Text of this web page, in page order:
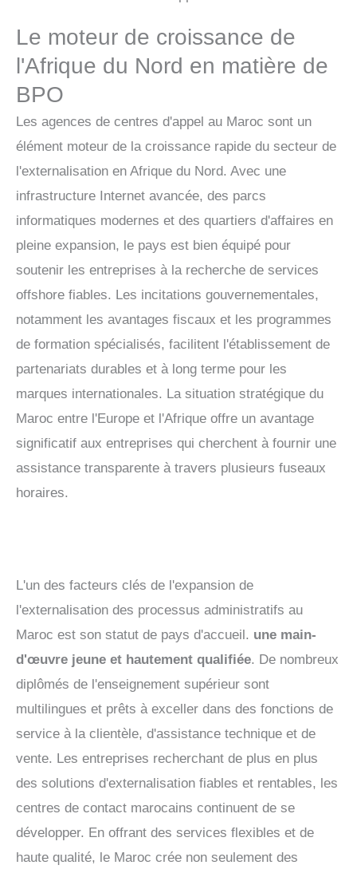
Le moteur de croissance de
l'Afrique du Nord en matière de
BPO
Les agences de centres d'appel au Maroc sont un
élément moteur de la croissance rapide du secteur de
l'externalisation en Afrique du Nord. Avec une
infrastructure Internet avancée, des parcs
informatiques modernes et des quartiers d'affaires en
pleine expansion, le pays est bien équipé pour
soutenir les entreprises à la recherche de services
offshore fiables. Les incitations gouvernementales,
notamment les avantages fiscaux et les programmes
de formation spécialisés, facilitent l'établissement de
partenariats durables et à long terme pour les
marques internationales. La situation stratégique du
Maroc entre l'Europe et l'Afrique offre un avantage
significatif aux entreprises qui cherchent à fournir une
assistance transparente à travers plusieurs fuseaux
horaires.
L'un des facteurs clés de l'expansion de
l'externalisation des processus administratifs au
Maroc est son statut de pays d'accueil. une main-
d'œuvre jeune et hautement qualifiée. De nombreux
diplômés de l'enseignement supérieur sont
multilingues et prêts à exceller dans des fonctions de
service à la clientèle, d'assistance technique et de
vente. Les entreprises recherchant de plus en plus
des solutions d'externalisation fiables et rentables, les
centres de contact marocains continuent de se
développer. En offrant des services flexibles et de
haute qualité, le Maroc crée non seulement des